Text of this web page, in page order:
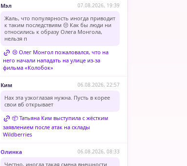
Мэл 07.08.2026, 19:39
Жаль, что популярность иногда приводит
к таким последствиям 😔 Как бы люди ни
относились к образу Олега Монгола,
нельзя п
😢 Олег Монгол пожаловался, что на
него начали нападать на улице из-за
фильма «Колобок»
Ким 06.08.2026, 22:57
Нах эта узкоглазая нужна. Пусть в корее
свои вб открывает
📦 Татьяна Ким выступила с жёстким
заявлением после атак на склады
Wildberries
Олинка 06.08.2026, 08:33
Честно, иногда такая смена внешности